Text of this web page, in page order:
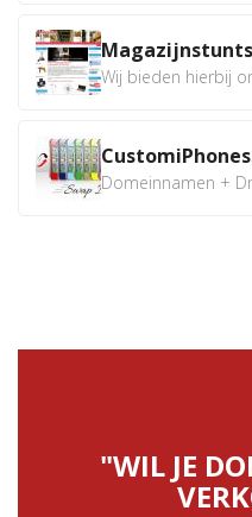
"WIL JE